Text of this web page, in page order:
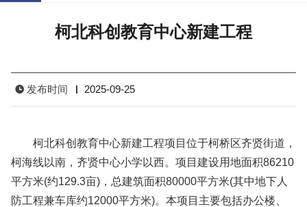
柯北科创教育中心新建工程
发布时间 2025-09-25
柯北科创教育中心新建工程项目位于柯桥区齐贤街道，
柯海线以南，齐贤中心小学以西。项目建设用地面积86210
平方米(约129.3亩)，总建筑面积80000平方米(其中地下人
防工程兼车库约12000平方米)。本项目主要包括办公楼、